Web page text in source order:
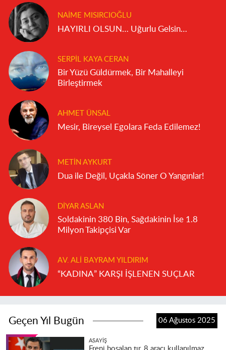
NAIME MISIRCIOĞLU
HAYIRLI OLSUN… Uğurlu Gelsin…
SERPIL KAYA CERAN
Bir Yüzü Güldürmek, Bir Mahalleyi
Birleştirmek
AHMET ÜNSAL
Mesir, Bireysel Egolara Feda Edilemez!
METIN AYKURT
Dua ile Değil, Uçakla Söner O Yangınlar!
DIYAR ASLAN
Soldakinin 380 Bin, Sağdakinin İse 1.8
Milyon Takipçisi Var
AV. ALI BAYRAM YILDIRIM
“KADINA” KARŞI İŞLENEN SUÇLAR
Geçen Yıl Bugün 06 Ağustos 2025
ASAYIŞ